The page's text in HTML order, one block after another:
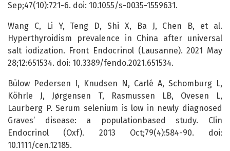
Sep;47(10):721-6. doi: 10.1055/s-0035-1559631.
Wang C, Li Y, Teng D, Shi X, Ba J, Chen B, et al.
Hyperthyroidism prevalence in China after universal
salt iodization. Front Endocrinol (Lausanne). 2021 May
28;12:651534. doi: 10.3389/fendo.2021.651534.
Bülow Pedersen I, Knudsen N, Carlé A, Schomburg L,
Köhrle J, Jørgensen T, Rasmussen LB, Ovesen L,
Laurberg P. Serum selenium is low in newly diagnosed
Graves’ disease: a populationbased study. Clin
Endocrinol (Oxf). 2013 Oct;79(4):584-90. doi:
10.1111/cen.12185.